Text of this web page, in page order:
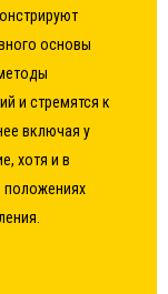
основы
и стремятся к
включая у
хотя и в
положениях